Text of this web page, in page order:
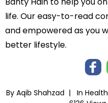
life. Our easy-to-read
and empowered as you
better lifestyle.
By Aqib Shahzad | In